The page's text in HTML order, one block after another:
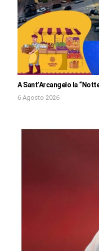
A Sant’Arcangelo la
6 Agosto 2026